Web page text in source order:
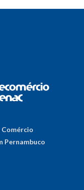
Comércio
Pernambuco